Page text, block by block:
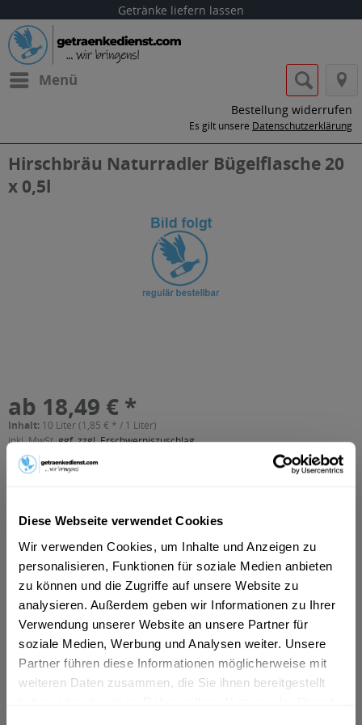
Diese Webseite verwendet Cookies
Wir verwenden Cookies, um Inhalte und Anzeigen zu
personalisieren, Funktionen für soziale Medien anbieten
zu können und die Zugriffe auf unsere Website zu
analysieren. Außerdem geben wir Informationen zu Ihrer
Verwendung unserer Website an unsere Partner für
soziale Medien, Werbung und Analysen weiter. Unsere
Partner führen diese Informationen möglicherweise mit
weiteren Daten zusammen, die Sie ihnen bereitgestellt
Getränke liefern lassen
Menü
Bestellung widerrufen
Es gilt unsere Datenschutzerklärung
Hirschbräu Naturradler Bügelflasche 20
x 0,5l
ab 18,49 € *
Inhalt: 10 Liter (1,85 € * / 1 Liter)
inkl. MwSt.ggf. zzgl. Erschwerniszuschlag
Vorrätig
MEHRWEG
In denWarenkorb
Artikel-Nr.:
27371
Verfügbar in:
Beschreibung
mehr
"Hirschbräu Naturradler Bügelflasche 20 x